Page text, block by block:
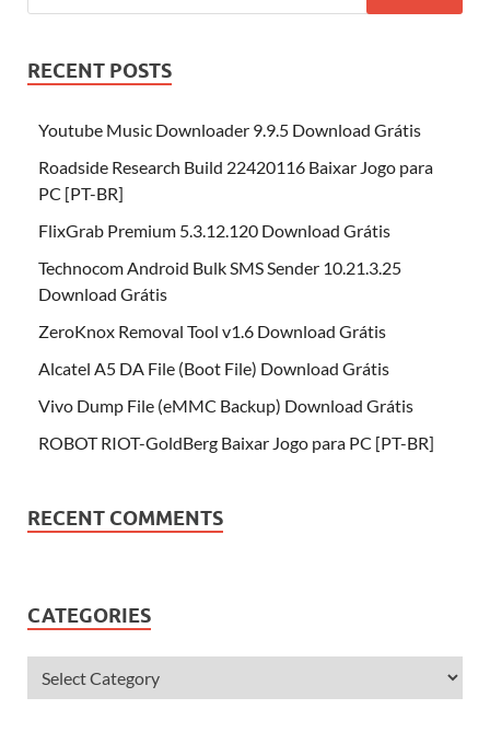
RECENT POSTS
Youtube Music Downloader 9.9.5 Download Grátis
Roadside Research Build 22420116 Baixar Jogo para
PC [PT-BR]
FlixGrab Premium 5.3.12.120 Download Grátis
Technocom Android Bulk SMS Sender 10.21.3.25
Download Grátis
ZeroKnox Removal Tool v1.6 Download Grátis
Alcatel A5 DA File (Boot File) Download Grátis
Vivo Dump File (eMMC Backup) Download Grátis
ROBOT RIOT-GoldBerg Baixar Jogo para PC [PT-BR]
RECENT COMMENTS
CATEGORIES